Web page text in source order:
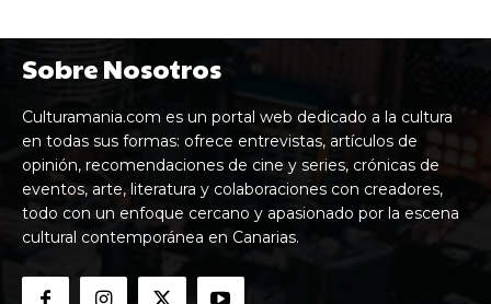
Sobre Nosotros
Culturamania.com es un portal web dedicado a la cultura
en todas sus formas: ofrece entrevistas, artículos de
opinión, recomendaciones de cine y series, crónicas de
eventos, arte, literatura y colaboraciones con creadores,
todo con un enfoque cercano y apasionado por la escena
cultural contemporánea en Canarias.